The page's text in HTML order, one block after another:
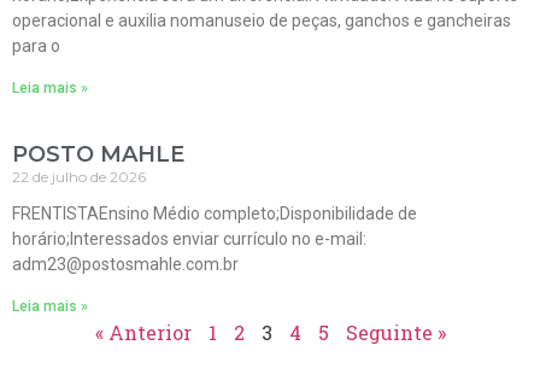
operacional e auxilia nomanuseio de peças, ganchos e gancheiras
para o
Leia mais »
POSTO MAHLE
22 de julho de 2026
FRENTISTAEnsino Médio completo;Disponibilidade de
horário;Interessados enviar currículo no e-mail:
adm23@postosmahle.com.br
Leia mais »
« Anterior 1 2 3 4 5 Seguinte »